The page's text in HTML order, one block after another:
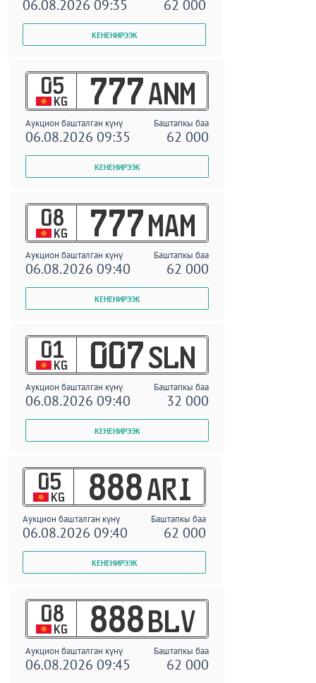
06.08.2026 09:35 62 000
05
KG 777 ANM
Аукцион башталган күнү Баштапкы баа
06.08.2026 09:35 62 000
08
KG 777 MAM
Аукцион башталган күнү Баштапкы баа
06.08.2026 09:40 62 000
01
KG 007 SLN
Аукцион башталган күнү Баштапкы баа
06.08.2026 09:40 32 000
05
KG 888 ARI
Аукцион башталган күнү Баштапкы баа
06.08.2026 09:40 62 000
08
KG 888 BLV
Аукцион башталган күнү Баштапкы баа
06.08.2026 09:45 62 000